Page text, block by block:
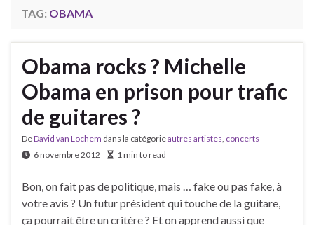
TAG: OBAMA
Obama rocks ? Michelle
Obama en prison pour trafic
de guitares ?
DeDavid van Lochem dans la catégorieautres artistes concerts
6 novembre 2012
1 min to read
Bon, on fait pas de politique, mais … fake ou pas fake, à
votre avis ? Un futur président qui touche de la guitare,
ça pourrait être un critère ? Et on apprend aussi que